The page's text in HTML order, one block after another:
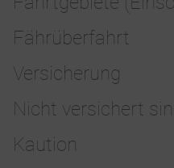
Fährüberfahrt
Versicherung
Nicht versichert
Kaution